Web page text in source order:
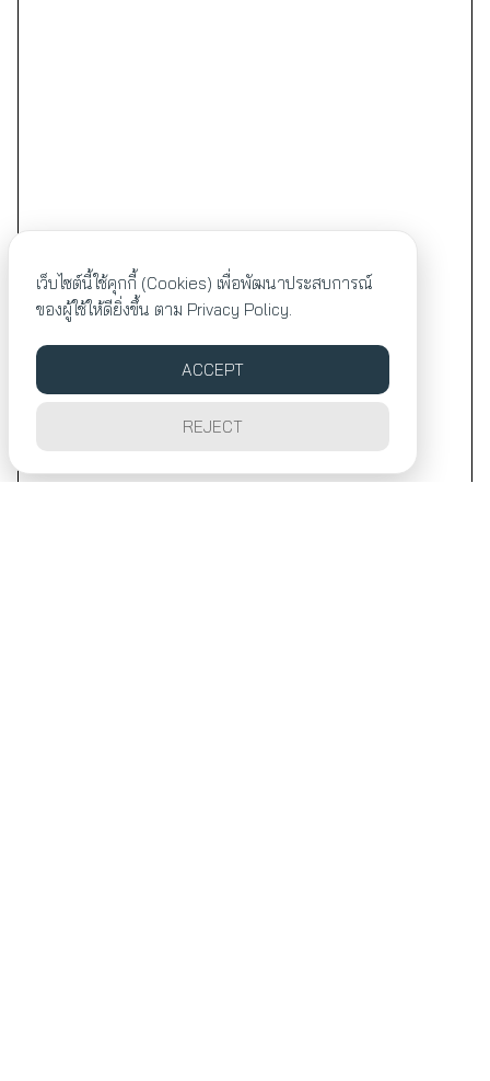
เว็บไซต์นี้ใช้คุกกี้ (Cookies) เพื่อพัฒนาประสบการณ์
ของผู้ใช้ให้ดียิ่งขึ้น ตาม Privacy Policy.
ACCEPT
REJECT